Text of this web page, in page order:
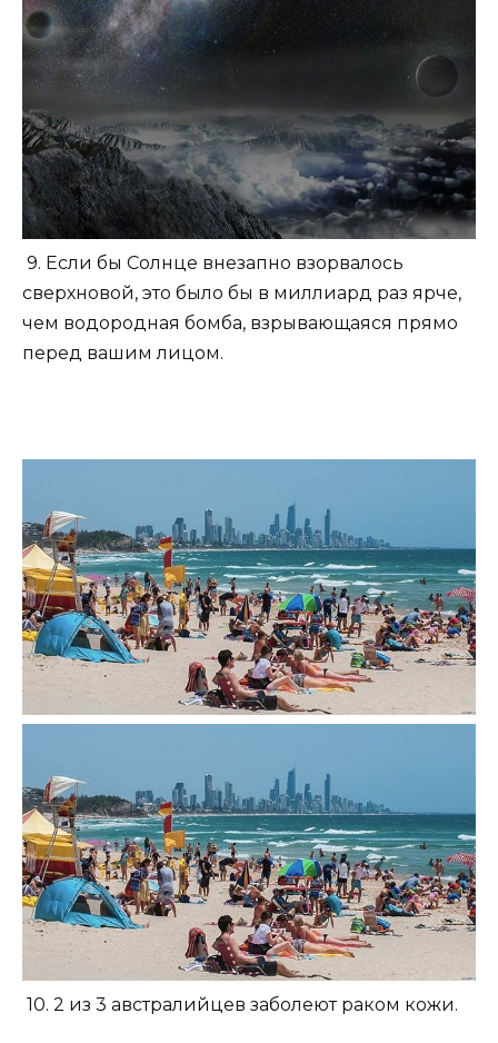
9. Если бы Солнце внезапно взорвалось
сверхновой, это было бы в миллиард раз ярче,
чем водородная бомба, взрывающаяся прямо
перед вашим лицом.
10. 2 из 3 австралийцев заболеют раком кожи.